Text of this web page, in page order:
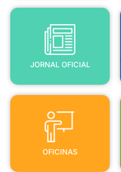
JORNAL OFICIAL
JORNAL OFICIAL
OFICINAS
OFICINAS